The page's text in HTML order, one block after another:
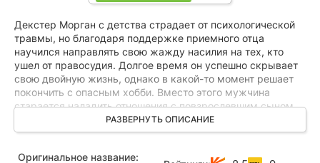
Декстер Морган с детства страдает от психологической
травмы, но благодаря поддержке приемного отца
научился направлять свою жажду насилия на тех, кто
ушел от правосудия. Долгое время он успешно скрывает
свою двойную жизнь, однако в какой-то момент решает
покончить с опасным хобби. Вместо этого мужчина
старается наладить отношения с повзрослевшим сыном
Гаррисоном, который унаследовал от отца не самые
лучшие черты. Трагическая случайность приводит к тому,
в Нью-Йорк. На самом деле Декстер выживает и
РАЗВЕРНУТЬ ОПИСАНИЕ
Оригинальное название: